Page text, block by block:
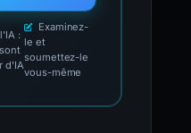
:
d'IA
Examinez-
le et
soumettez-le
vous-même